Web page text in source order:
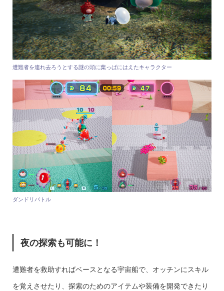
遭難者を連れ去ろうとする謎の頭に葉っぱにはえたキャラクター
ダンドリバトル
夜の探索も可能に！
遭難者を救助すればベースとなる宇宙船で、オッチンにスキル
を覚えさせたり、探索のためのアイテムや装備を開発できたり